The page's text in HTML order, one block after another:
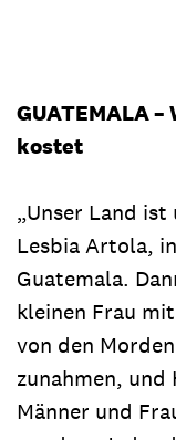
GUATEMALA
kostet
„Unser Land ist
Lesbia Artola,
Guatemala.
kleinen Frau
von den
zunahmen, und
Männer und